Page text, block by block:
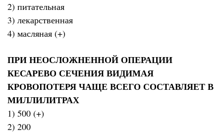
2) питательная
3) лекарственная
4) масляная (+)
ПРИ НЕОСЛОЖНЕННОЙ ОПЕРАЦИИ
КЕСАРЕВО СЕЧЕНИЯ ВИДИМАЯ
КРОВОПОТЕРЯ ЧАЩЕ ВСЕГО СОСТАВЛЯЕТ В
МИЛЛИЛИТРАХ
1) 500 (+)
2) 200